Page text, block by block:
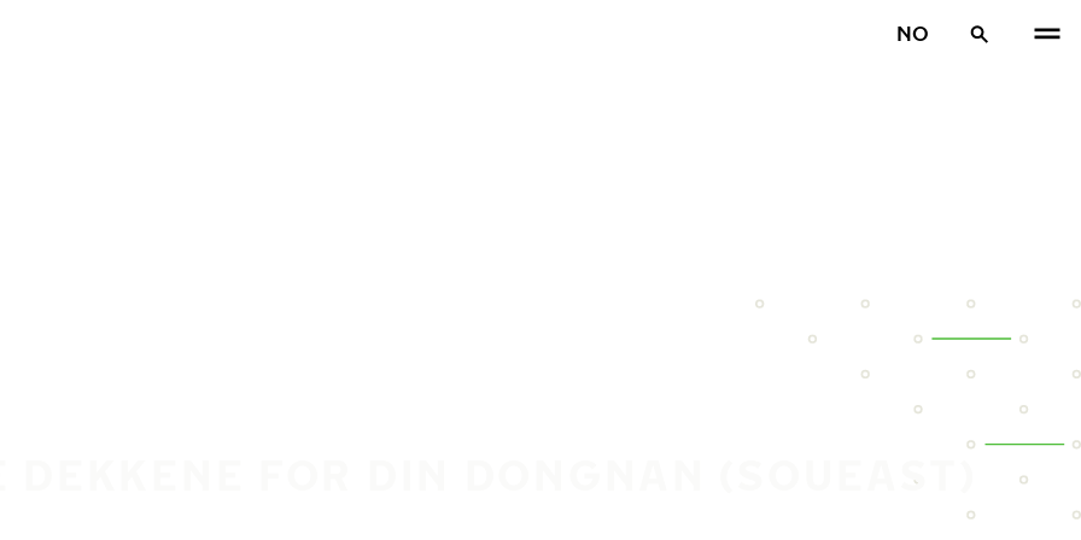
NO
DEKKENE FOR DIN DONGNAN (SOUEAST)